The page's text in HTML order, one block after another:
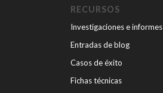
RECURSOS
Investigaciones e informes
Entradas de blog
Casos de éxito
Fichas técnicas